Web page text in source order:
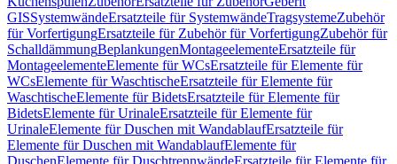
GISSystemwändeErsatzteile für SystemwändeTragsystemeZubehör
für VorfertigungErsatzteile für Zubehör für VorfertigungZubehör für
SchalldämmungBeplankungenMontageelementeErsatzteile für
MontageelementeElemente für WCsErsatzteile für Elemente für
WCsElemente für WaschtischeErsatzteile für Elemente für
WaschtischeElemente für BidetsErsatzteile für Elemente für
BidetsElemente für UrinaleErsatzteile für Elemente für
UrinaleElemente für Duschen mit WandablaufErsatzteile für
Elemente für Duschen mit WandablaufElemente für
DuschenElemente für DuschtrennwändeErsatzteile für Elemente für